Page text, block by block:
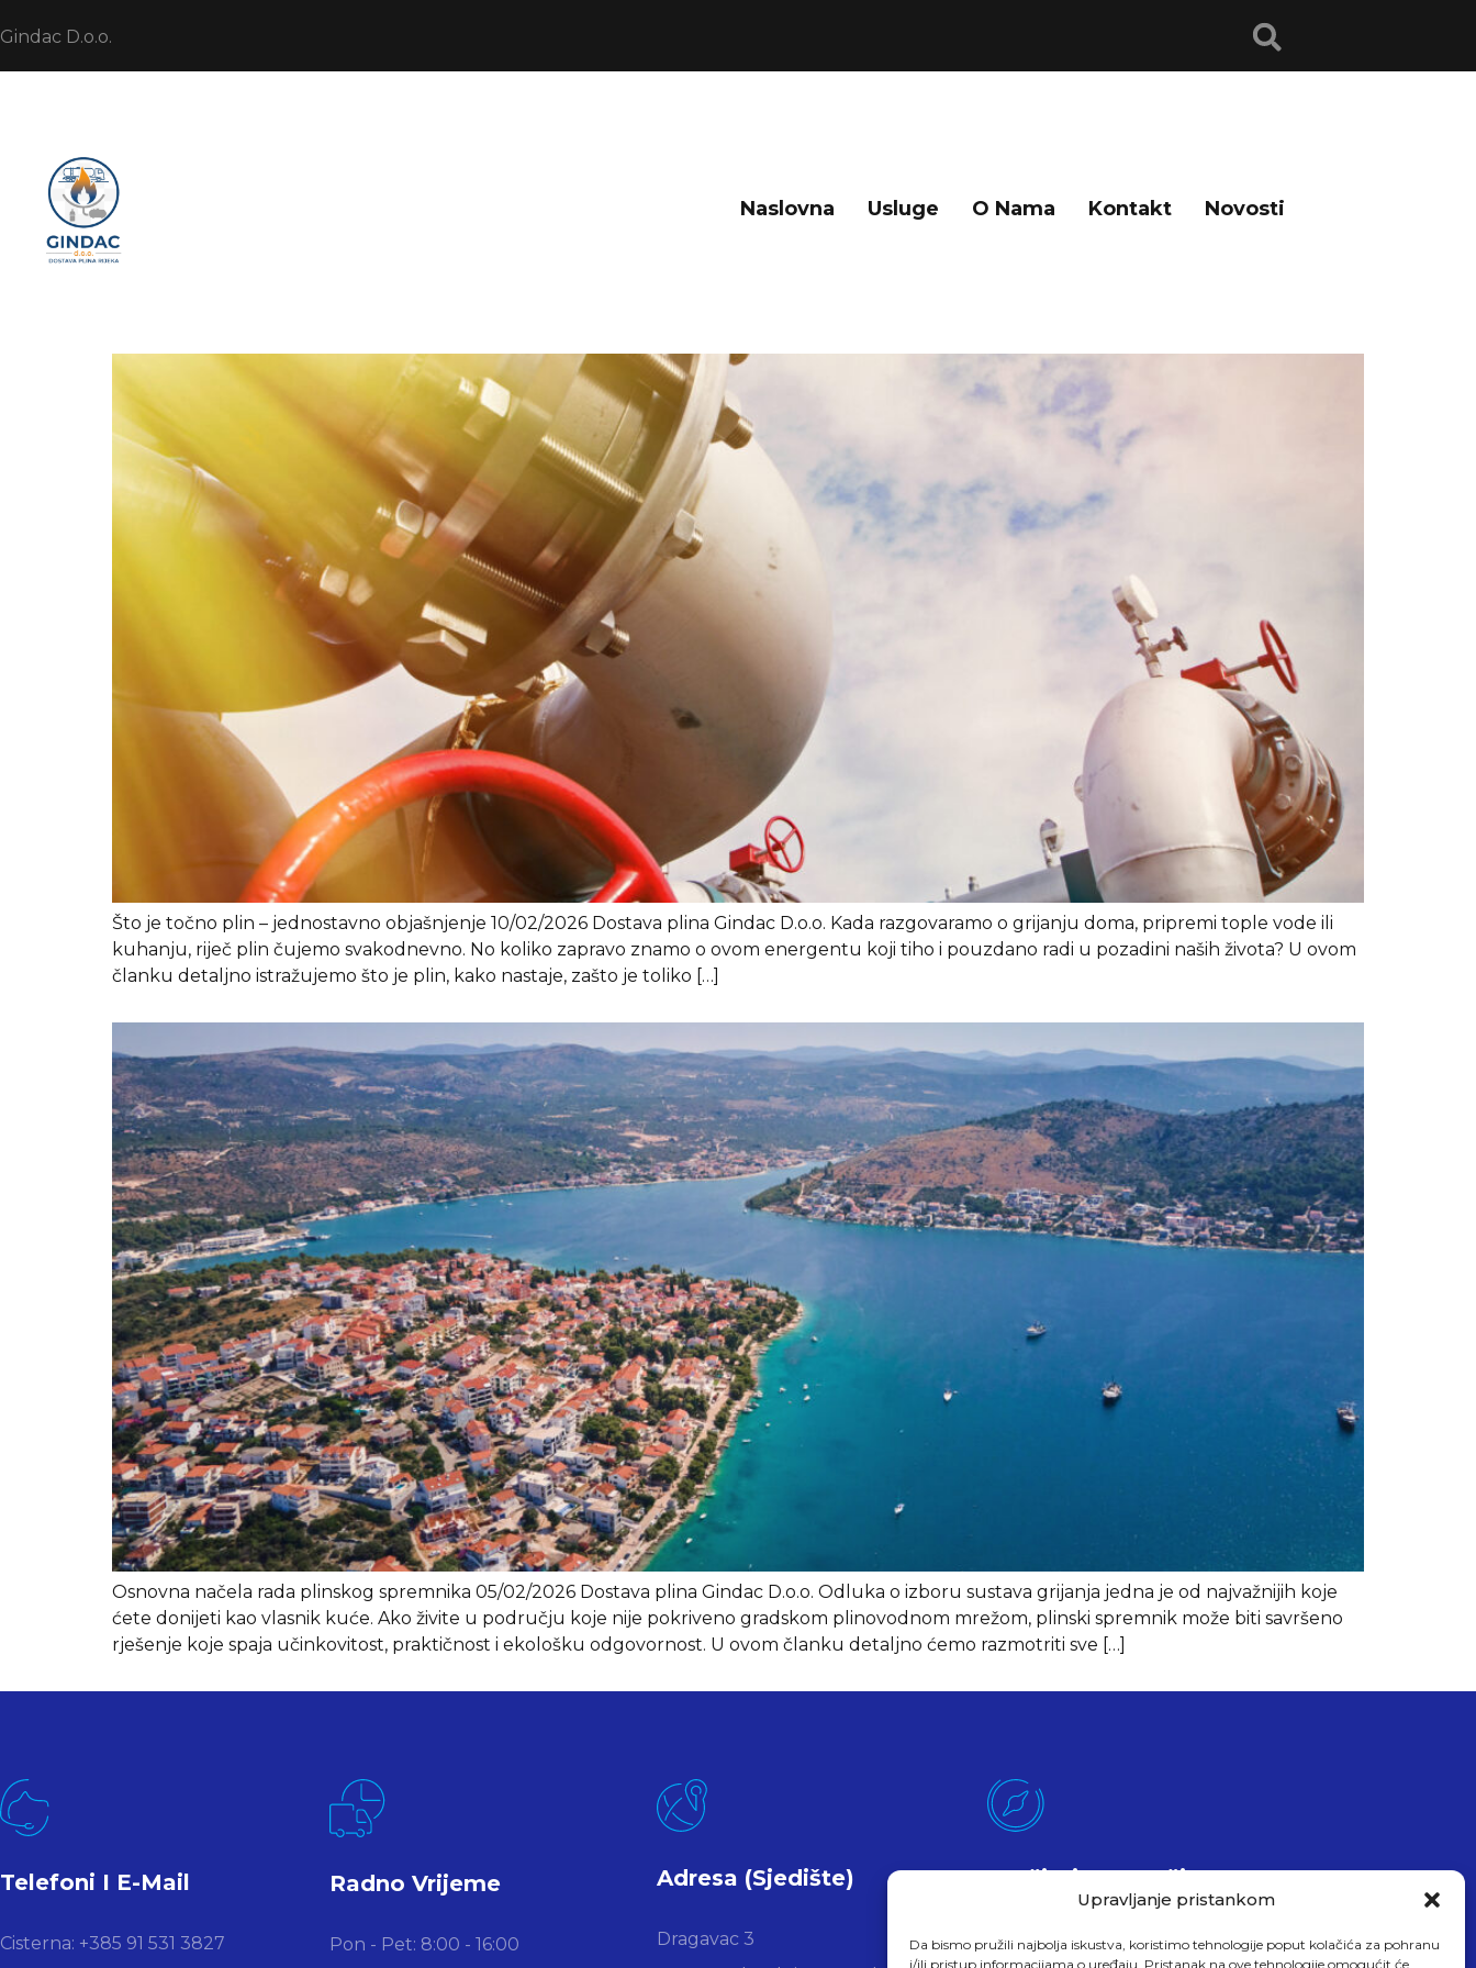
Upravljanje pristankom
Da bismo pružili najbolja iskustva, koristimo tehnologije poput kolačića za pohranu
i/ili pristup informacijama o uređaju. Pristanak na ove tehnologije omogućit će
Gindac D.o.o.
Naslovna Usluge O Nama Kontakt Novosti
Što je točno plin – jednostavno objašnjenje 10/02/2026 Dostava plina Gindac D.o.o. Kada razgovaramo o grijanju doma, pripremi tople vode ili
kuhanju, riječ plin čujemo svakodnevno. No koliko zapravo znamo o ovom energentu koji tiho i pouzdano radi u pozadini naših života? U ovom
članku detaljno istražujemo što je plin, kako nastaje, zašto je toliko […]
Osnovna načela rada plinskog spremnika 05/02/2026 Dostava plina Gindac D.o.o. Odluka o izboru sustava grijanja jedna je od najvažnijih koje
ćete donijeti kao vlasnik kuće. Ako živite u području koje nije pokriveno gradskom plinovodnom mrežom, plinski spremnik može biti savršeno
rješenje koje spaja učinkovitost, praktičnost i ekološku odgovornost. U ovom članku detaljno ćemo razmotriti sve […]
Telefoni I E-Mail
Cisterna: +385 91 531 3827
Radno Vrijeme
Pon - Pet: 8:00 - 16:00
Adresa (Sjedište)
Dragavac 3
Pročitajte O Našim
Uslugama